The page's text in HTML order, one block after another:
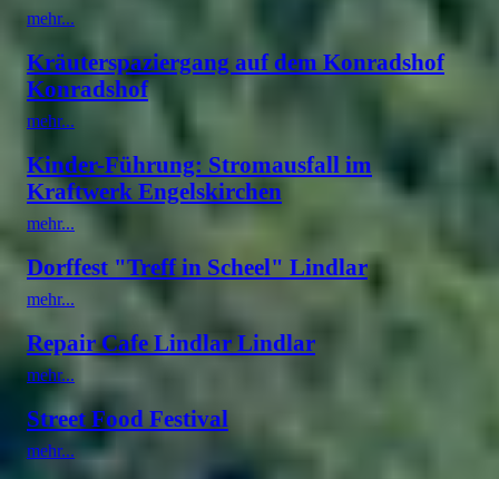
mehr...
Kräuterspaziergang auf dem Konradshof
Konradshof
mehr...
Kinder-Führung: Stromausfall im
Kraftwerk Engelskirchen
mehr...
Dorffest "Treff in Scheel" Lindlar
mehr...
Repair Cafe Lindlar Lindlar
mehr...
Street Food Festival
mehr...